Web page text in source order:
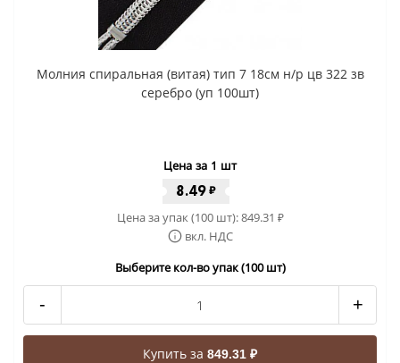
Молния спиральная (витая) тип 7 18см н/р цв 322 зв
серебро (уп 100шт)
Цена за 1 шт
8.49 ₽
Цена за упак (100 шт):849.31 ₽
вкл. НДС
Выберите кол-во упак (100 шт)
- +
Купить за 849.31 ₽